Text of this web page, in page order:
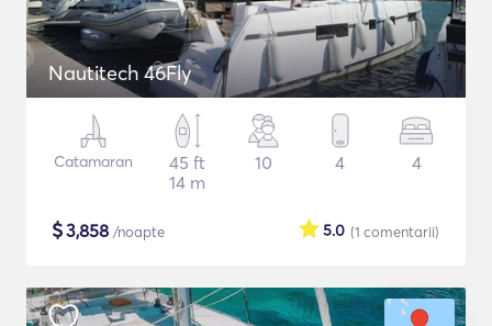
Nautitech 46Fly
Catamaran
45 ft
14 m
10 4 4
$3,858 /noapte (1 comentarii)
5.0